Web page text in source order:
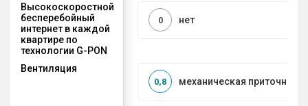
Высокоскоростной
бесперебойный
интернет в каждой
квартире по
технологии G-PON
нет
0
Вентиляция
механическая приточно-
0,8